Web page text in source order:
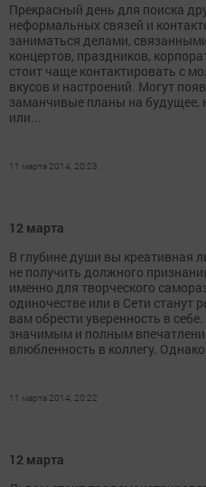
Прекрасный день для поиска
неформальных связей и
заниматься делами,
концертов, праздников,
стоит чаще контактировать с
вкусов и настроений. Могут
заманчивые планы на будущее,
или...
11 марта 2014, 20:23
12 марта
В глубине души вы креативная
не получить должного
именно для творческого
одиночестве или в Сети
вам обрести уверенность в
значимым и полным
влюбленность в коллегу.
11 марта 2014, 20:22
12 марта